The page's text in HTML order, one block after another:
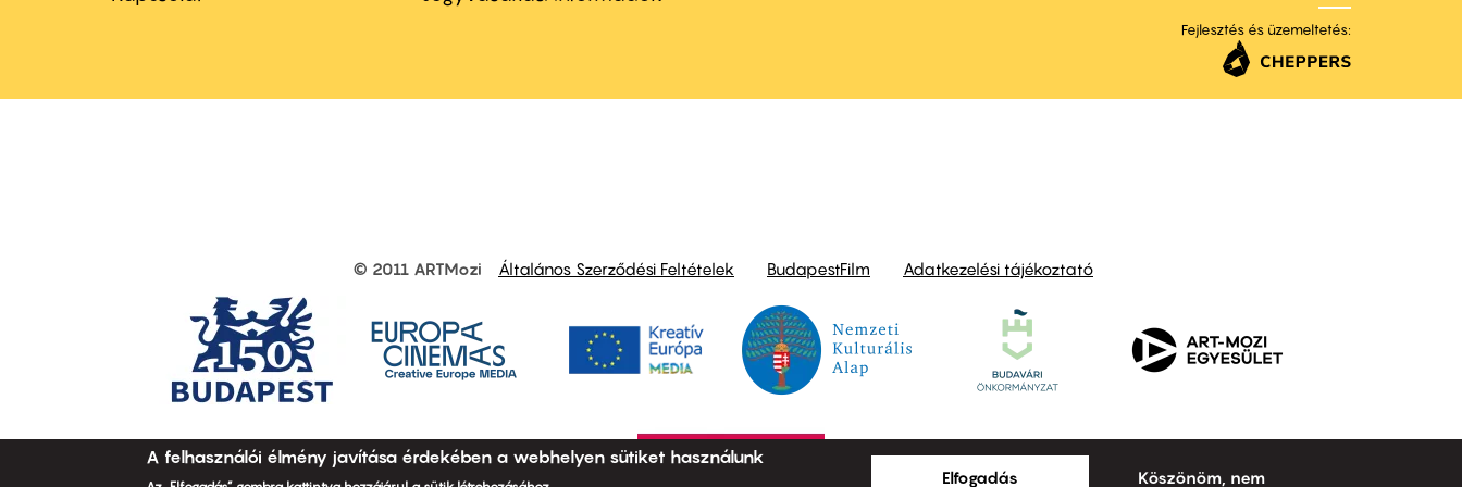
Fejlesztés és üzemeltetés:
other
© 2011 ARTMozi Általános Szerződési Feltételek BudapestFilm Adatkezelési tájékoztató
A felhasználói élmény javítása érdekében a webhelyen sütiket használunk
Elfogadás Köszönöm, nem